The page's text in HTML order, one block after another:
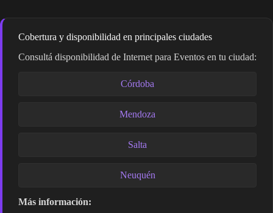
Cobertura y disponibilidad en principales ciudades
Consultá disponibilidad de Internet para Eventos en tu ciudad:
Córdoba
Mendoza
Salta
Neuquén
Más información: